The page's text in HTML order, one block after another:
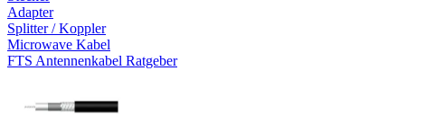
Adapter
Splitter / Koppler
Microwave Kabel
FTS Antennenkabel Ratgeber